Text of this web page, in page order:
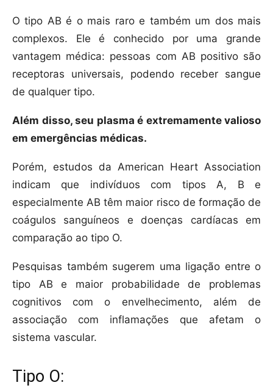
O tipo AB é o mais raro e também um dos mais
complexos. Ele é conhecido por uma grande
vantagem médica: pessoas com AB positivo são
receptoras universais, podendo receber sangue
de qualquer tipo.
Além disso, seu plasma é extremamente valioso
em emergências médicas.
Porém, estudos da American Heart Association
indicam que indivíduos com tipos A, B e
especialmente AB têm maior risco de formação de
coágulos sanguíneos e doenças cardíacas em
comparação ao tipo O.
Pesquisas também sugerem uma ligação entre o
tipo AB e maior probabilidade de problemas
cognitivos com o envelhecimento, além de
associação com inflamações que afetam o
sistema vascular.
Tipo O: